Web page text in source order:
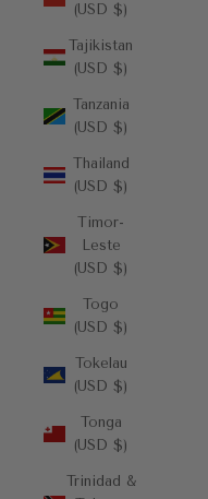
(USD $)
Tajikistan
(USD $)
Tanzania
(USD $)
Thailand
(USD $)
Timor-
Leste
(USD $)
Togo
(USD $)
Tokelau
(USD $)
Tonga
(USD $)
Trinidad &